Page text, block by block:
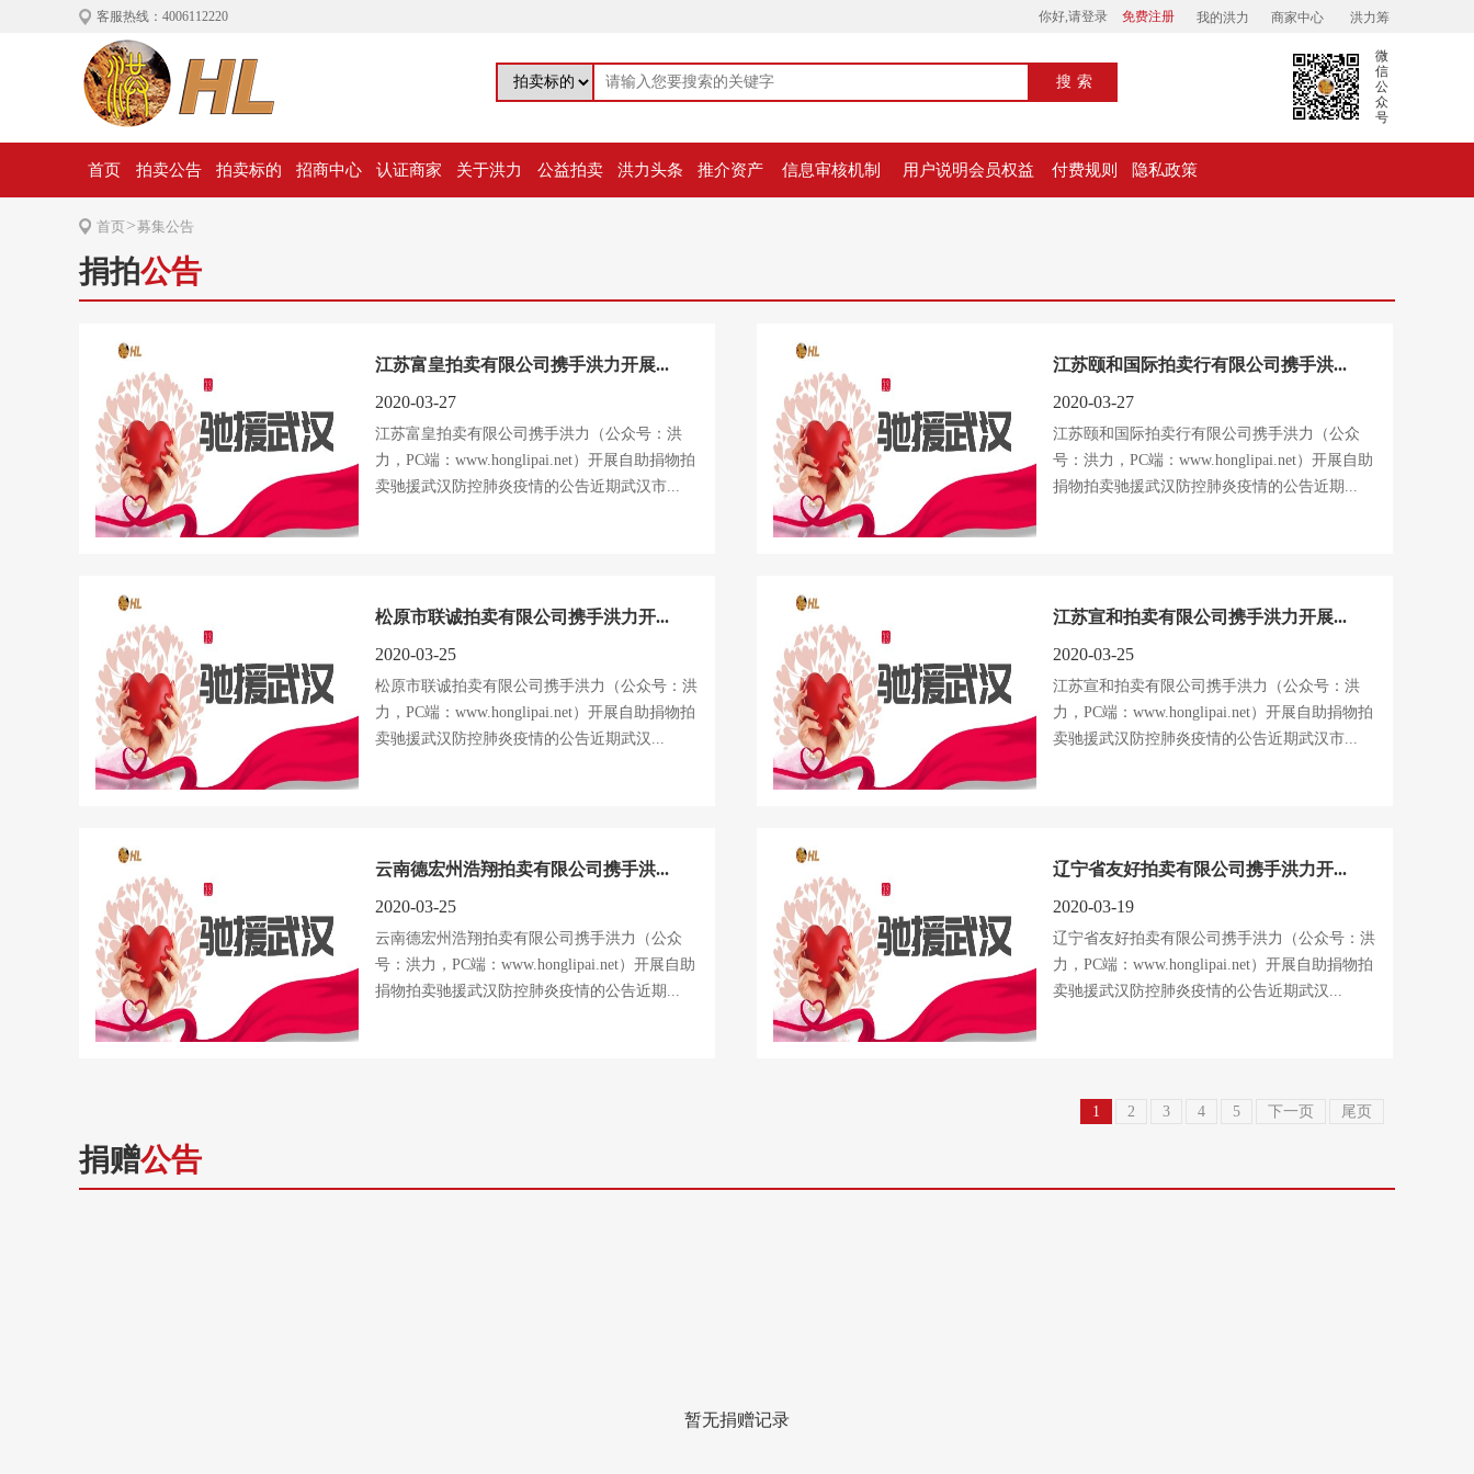
客服热线：4006112220 你好,请登录 免费注册 我的洪力 商家中心 洪力筹
搜索
微
信
公
众
号
首页 拍卖公告 拍卖标的 招商中心 认证商家 关于洪力 公益拍卖 洪力头条 推介资产 信息审核机制 用户说明会员权益 付费规则 隐私政策
首页>募集公告
捐拍公告
江苏富皇拍卖有限公司携手洪力开展...
2020-03-27
江苏富皇拍卖有限公司携手洪力（公众号：洪
力，PC端：www.honglipai.net）开展自助捐物拍
卖驰援武汉防控肺炎疫情的公告近期武汉市...
江苏颐和国际拍卖行有限公司携手洪...
2020-03-27
江苏颐和国际拍卖行有限公司携手洪力（公众
号：洪力，PC端：www.honglipai.net）开展自助
捐物拍卖驰援武汉防控肺炎疫情的公告近期...
松原市联诚拍卖有限公司携手洪力开...
2020-03-25
松原市联诚拍卖有限公司携手洪力（公众号：洪
力，PC端：www.honglipai.net）开展自助捐物拍
卖驰援武汉防控肺炎疫情的公告近期武汉...
江苏宣和拍卖有限公司携手洪力开展...
2020-03-25
江苏宣和拍卖有限公司携手洪力（公众号：洪
力，PC端：www.honglipai.net）开展自助捐物拍
卖驰援武汉防控肺炎疫情的公告近期武汉市...
云南德宏州浩翔拍卖有限公司携手洪...
2020-03-25
云南德宏州浩翔拍卖有限公司携手洪力（公众
号：洪力，PC端：www.honglipai.net）开展自助
捐物拍卖驰援武汉防控肺炎疫情的公告近期...
辽宁省友好拍卖有限公司携手洪力开...
2020-03-19
辽宁省友好拍卖有限公司携手洪力（公众号：洪
力，PC端：www.honglipai.net）开展自助捐物拍
卖驰援武汉防控肺炎疫情的公告近期武汉...
1 2 3 4 5 下一页 尾页
捐赠公告
暂无捐赠记录